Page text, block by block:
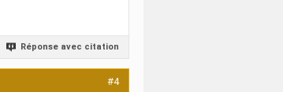
Réponse avec citation
#4